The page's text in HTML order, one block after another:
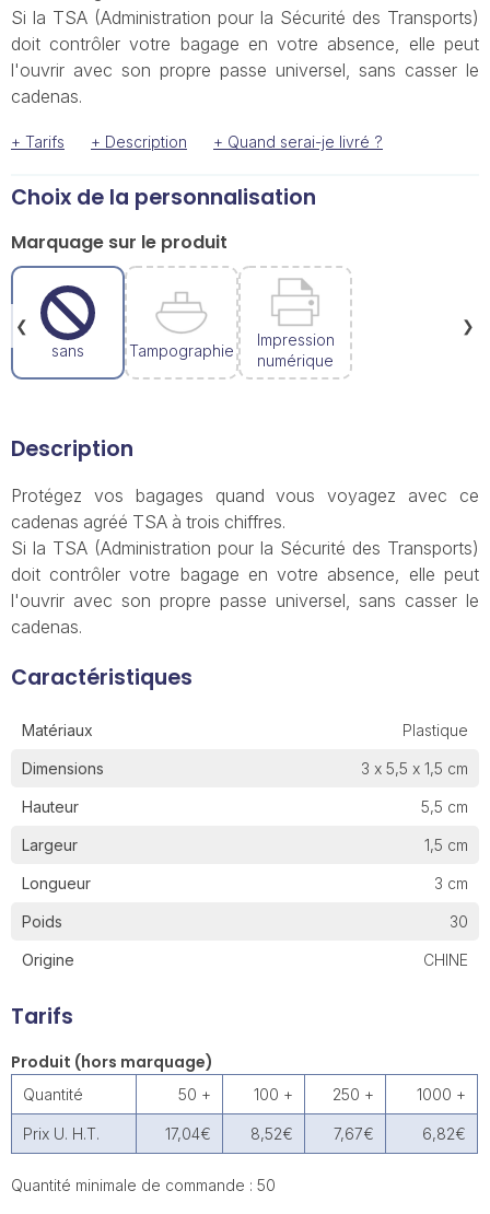
Si la TSA (Administration pour la Sécurité des Transports)
doit contrôler votre bagage en votre absence, elle peut
l'ouvrir avec son propre passe universel, sans casser le
cadenas.
+ Tarifs + Description + Quand serai-je livré ?
Choix de la personnalisation
Marquage sur le produit
sans Tampographie
Impression
numérique
❯
❮
Description
Protégez vos bagages quand vous voyagez avec ce
cadenas agréé TSA à trois chiffres.
Si la TSA (Administration pour la Sécurité des Transports)
doit contrôler votre bagage en votre absence, elle peut
l'ouvrir avec son propre passe universel, sans casser le
cadenas.
Caractéristiques
Matériaux Plastique
Dimensions 3 x 5,5 x 1,5 cm
Hauteur 5,5 cm
Largeur 1,5 cm
Longueur 3 cm
Poids 30
Origine CHINE
Tarifs
Produit (hors marquage)
Quantité 50 + 100 + 250 + 1000 +
Prix U. H.T. 17,04€ 8,52€ 7,67€ 6,82€
Quantité minimale de commande : 50